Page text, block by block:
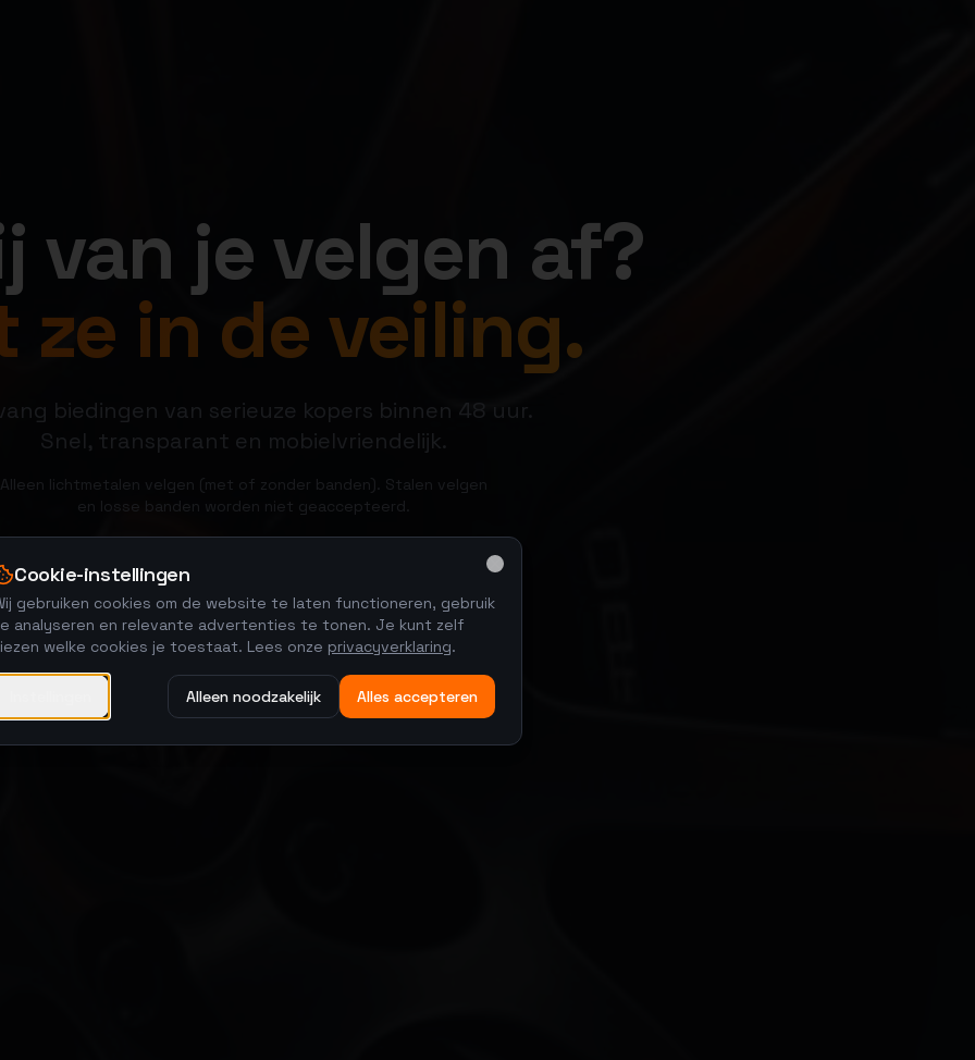
van je velgen af?
ze in de veiling.
biedingen van serieuze kopers binnen 48 uur.
Snel, transparant en mobielvriendelijk.
Alleen lichtmetalen velgen (met of zonder banden). Stalen velgen
en losse banden worden niet geaccepteerd.
Verkoop je velgen
Cookie-instellingen
gebruiken cookies om de website te laten functioneren, gebruik
analyseren en relevante advertenties te tonen. Je kunt zelf
welke cookies je toestaat. Lees onze privacyverklaring.
Alleen noodzakelijk Alles accepteren